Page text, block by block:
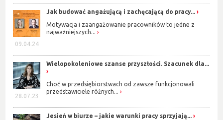
09.04.24
Jak budować angażującą i zachęcającą do pracy...
Motywacja i zaangażowanie pracowników to jedne z
najważniejszych...
28.07.23
Wielopokoleniowe szanse przyszłości. Szacunek dla...
Choć w przedsiębiorstwach od zawsze funkcjonowali
przedstawiciele różnych...
Jesień w biurze – jakie warunki pracy sprzyjają...